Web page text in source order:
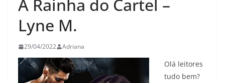
A Rainha do Cartel –
Lyne M.
29/04/2022 Adriana
Olá leitores
tudo bem?